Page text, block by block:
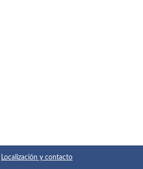
Localización y contacto